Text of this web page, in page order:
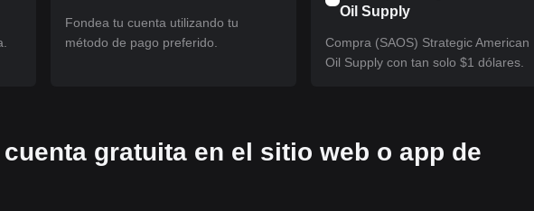
Fondea tu cuenta utilizando tu
método de pago preferido.
Oil Supply
Compra (SAOS) Strategic American
Oil Supply con tan solo $1 dólares.
gratuita en el sitio web o app de